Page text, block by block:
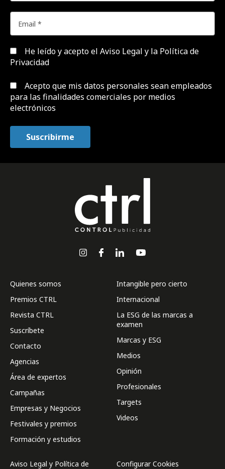
He leído y acepto el Aviso Legal y la Política de
Privacidad
Acepto que mis datos personales sean empleados
para las finalidades comerciales por medios
electrónicos
Quienes somos
Premios CTRL
Revista CTRL
Suscríbete
Contacto
Agencias
Área de expertos
Campañas
Empresas y Negocios
Festivales y premios
Formación y estudios
Intangible pero cierto
Internacional
La ESG de las marcas a
examen
Marcas y ESG
Medios
Opinión
Profesionales
Targets
Videos
Aviso Legal y Política de
Configurar Cookies